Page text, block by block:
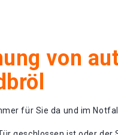
von
für Sie da und im